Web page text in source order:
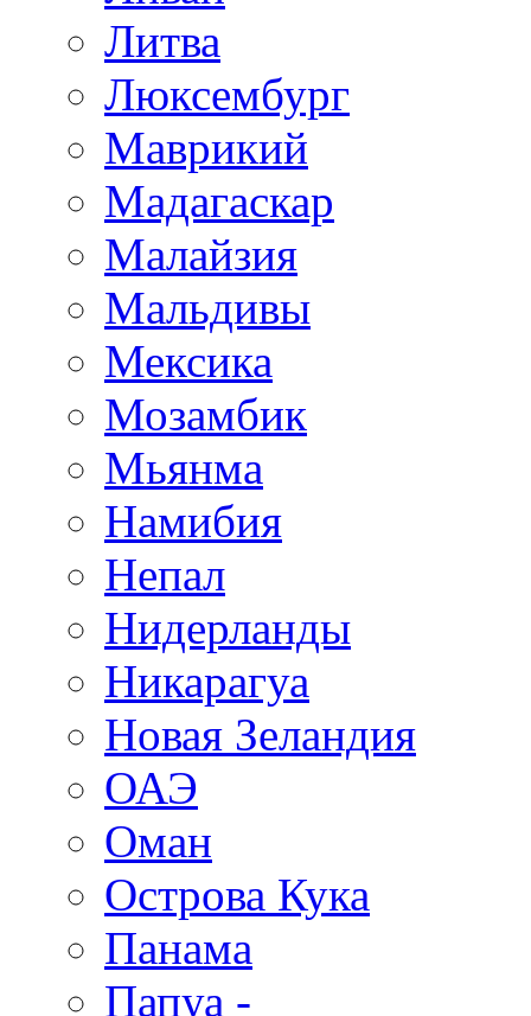
Литва
Люксембург
Маврикий
Мадагаскар
Малайзия
Мальдивы
Мексика
Мозамбик
Мьянма
Намибия
Непал
Нидерланды
Никарагуа
Новая Зеландия
ОАЭ
Оман
Острова Кука
Панама
Папуа -